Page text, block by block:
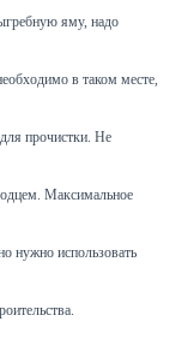
яму, надо
в таком месте,
прочистки. Не
Максимальное
нужно использовать